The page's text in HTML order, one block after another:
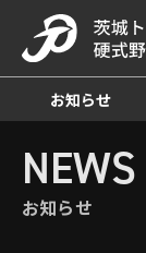
お知らせ
NEWS
お知らせ